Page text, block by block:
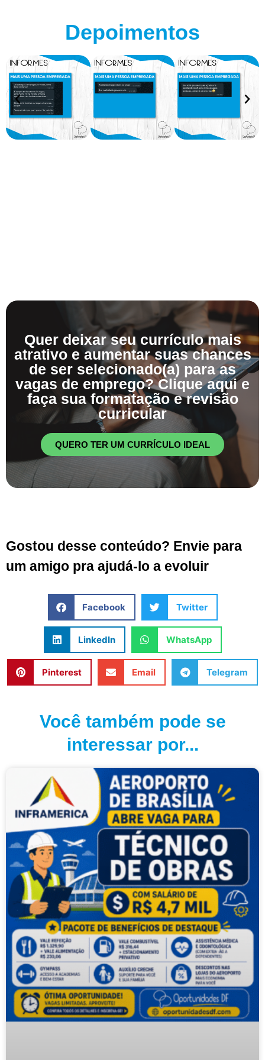
Depoimentos
Quer deixar seu currículo mais
atrativo e aumentar suas chances
de ser selecionado(a) para as
vagas de emprego? Clique aqui e
faça sua formatação e revisão
curricular
QUERO TER UM CURRÍCULO IDEAL
Gostou desse conteúdo? Envie para
um amigo pra ajudá-lo a evoluir
Facebook Twitter
LinkedIn WhatsApp
Pinterest Email Telegram
Você também pode se
interessar por...